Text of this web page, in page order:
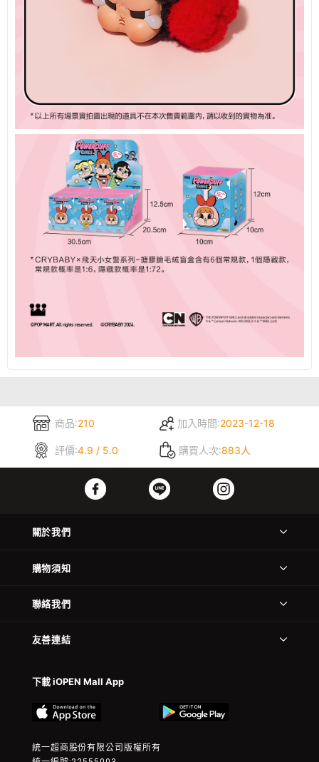
商品:210 加入時間:2023-12-18
評價:4.9 / 5.0 購買人次:883人
關於我們
購物須知
聯絡我們
友善連結
下載 iOPEN Mall App
統一超商股份有限公司版權所有